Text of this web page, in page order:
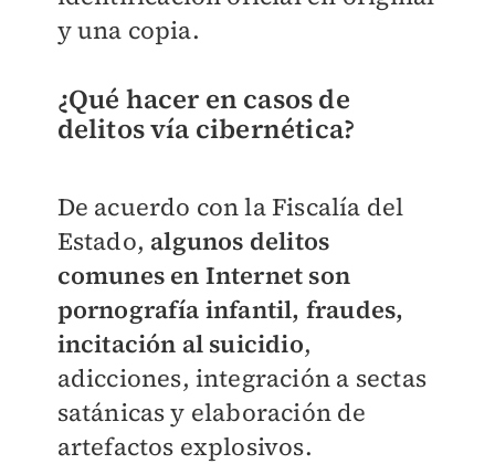
y una copia.
¿Qué hacer en casos de
delitos vía cibernética?
De acuerdo con la Fiscalía del
Estado, algunos delitos
comunes en Internet son
pornografía infantil, fraudes,
incitación al suicidio,
adicciones, integración a sectas
satánicas y elaboración de
artefactos explosivos.